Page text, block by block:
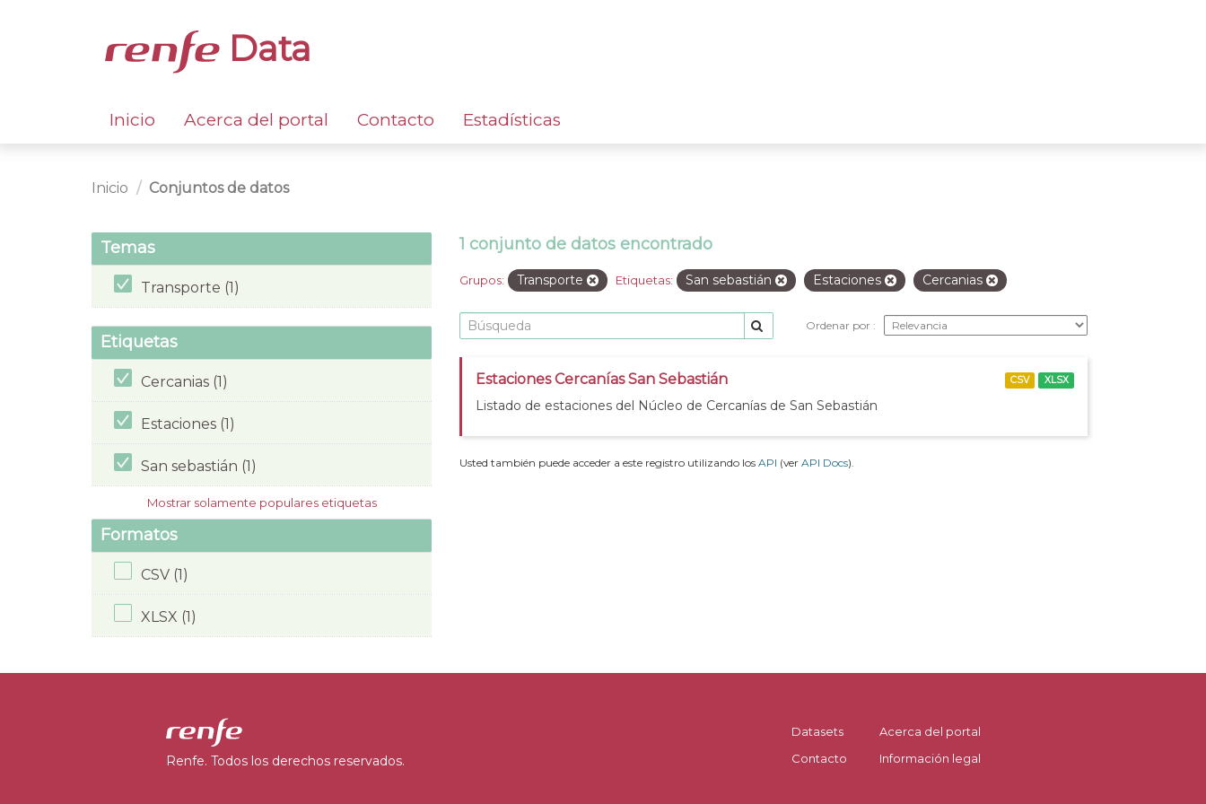
Data
Inicio Acerca del portal Contacto Estadísticas
Inicio Conjuntos de datos
Temas
Transporte (1)
Etiquetas
Cercanias (1)
Estaciones (1)
San sebastián (1)
Mostrar solamente populares etiquetas
Formatos
CSV (1)
XLSX (1)
1 conjunto de datos encontrado
Grupos: Transporte Etiquetas: San sebastián Estaciones Cercanias
Ordenar por
Estaciones Cercanías San Sebastián
Listado de estaciones del Núcleo de Cercanías de San Sebastián
CSV XLSX
Usted también puede acceder a este registro utilizando los API (ver API Docs).
Renfe. Todos los derechos reservados.
Datasets
Contacto
Acerca del portal
Información legal